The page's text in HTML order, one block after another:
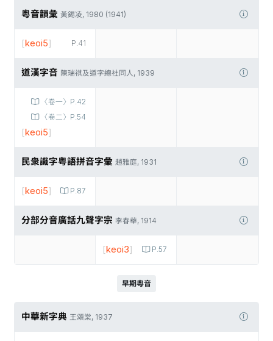
粵音韻彙 黃錫凌, 1980 (1941)
P.41
[keoi5]
道漢字音 陳瑞祺及道字總社同人, 1939
〈卷一〉P.42
〈卷二〉P.54
[keoi5]
民衆識字粤語拼音字彙 趙雅庭, 1931
P.87
[keoi5]
分部分音廣話九聲字宗 李春華, 1914
P.57
[keoi3]
早期粵音
中華新字典 王頌棠, 1937